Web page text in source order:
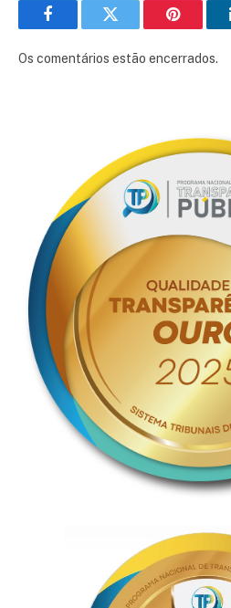
FacebookTwitter Pinterest
Os comentários estão encerrados.